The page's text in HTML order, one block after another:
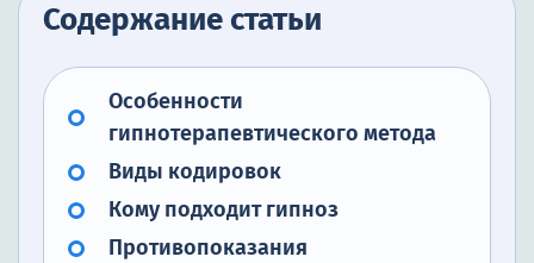
Содержание статьи
Особенности
гипнотерапевтического метода
Виды кодировок
Кому подходит гипноз
Противопоказания